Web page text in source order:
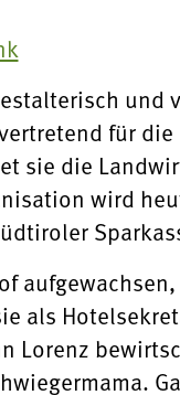
und
für
sie die
wird
als
Lorenz